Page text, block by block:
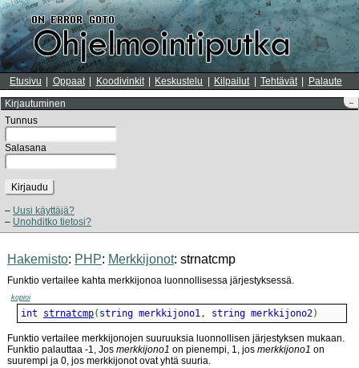
Etusivu Oppaat Koodivinkit Keskustelu Kilpailut Tehtävät Palaute
–
Kirjautuminen
Tunnus
Salasana
Kirjaudu
Uusi käyttäjä?
Unohditko tietosi?
Hakemisto: PHP: Merkkijonot: strnatcmp
Funktio vertailee kahta merkkijonoa luonnollisessa järjestyksessä.
kopioi
int strnatcmp( string merkkijono1, string merkkijono2)
Funktio vertailee merkkijonojen suuruuksia luonnollisen järjestyksen mukaan.
Funktio palauttaa -1, Jos merkkijono1 on pienempi, 1, jos merkkijono1 on
suurempi ja 0, jos merkkijonot ovat yhtä suuria.